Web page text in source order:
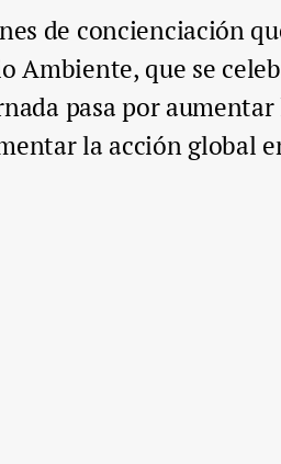
de concienciación
Ambiente, que se
pasa por
la acción global